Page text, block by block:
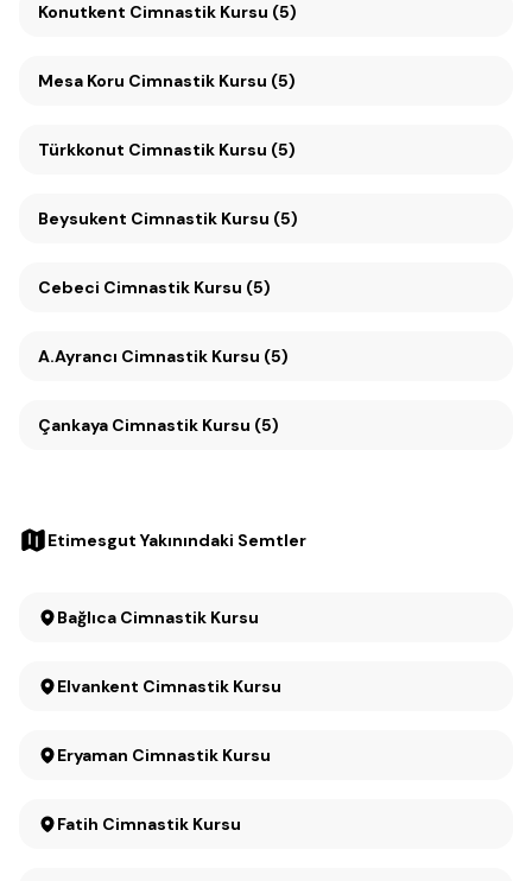
Konutkent Cimnastik Kursu (5)
Mesa Koru Cimnastik Kursu (5)
Türkkonut Cimnastik Kursu (5)
Beysukent Cimnastik Kursu (5)
Cebeci Cimnastik Kursu (5)
A.Ayrancı Cimnastik Kursu (5)
Çankaya Cimnastik Kursu (5)
Etimesgut Yakınındaki Semtler
Bağlıca Cimnastik Kursu
Elvankent Cimnastik Kursu
Eryaman Cimnastik Kursu
Fatih Cimnastik Kursu